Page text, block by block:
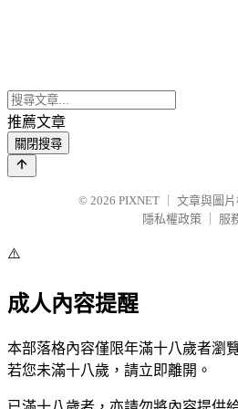
推薦文章
關閉搜尋
© 2026 PIXNET
文章與圖
隱私權政策
服
⚠️
成人內容提醒
本部落格內容僅限年滿十八歲者瀏
若您未滿十八歲，請立即離開。